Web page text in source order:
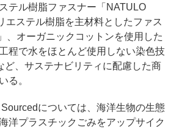
テル樹脂ファスナー「NATULO
エステル樹脂を主材料としたファス
、オーガニックコットンを使用した
程で水をほとんど使用しない染色技
ど、サステナビリティに配慮した商
る。
については、海洋生物の生態
洋プラスチックごみをアップサイク